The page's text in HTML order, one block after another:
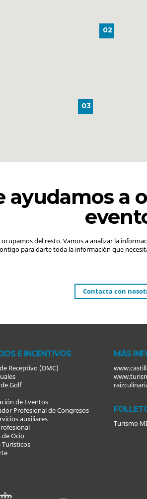
02
03
ayudamos a
del resto. Vamos a analizar la
para darte toda la información que
Contacta con
E INCENTIVOS
Receptivo (DMC)
Golf
de Eventos
Profesional de Congresos
auxiliares
de Ocio
Turísticos
MÁS
Turismo